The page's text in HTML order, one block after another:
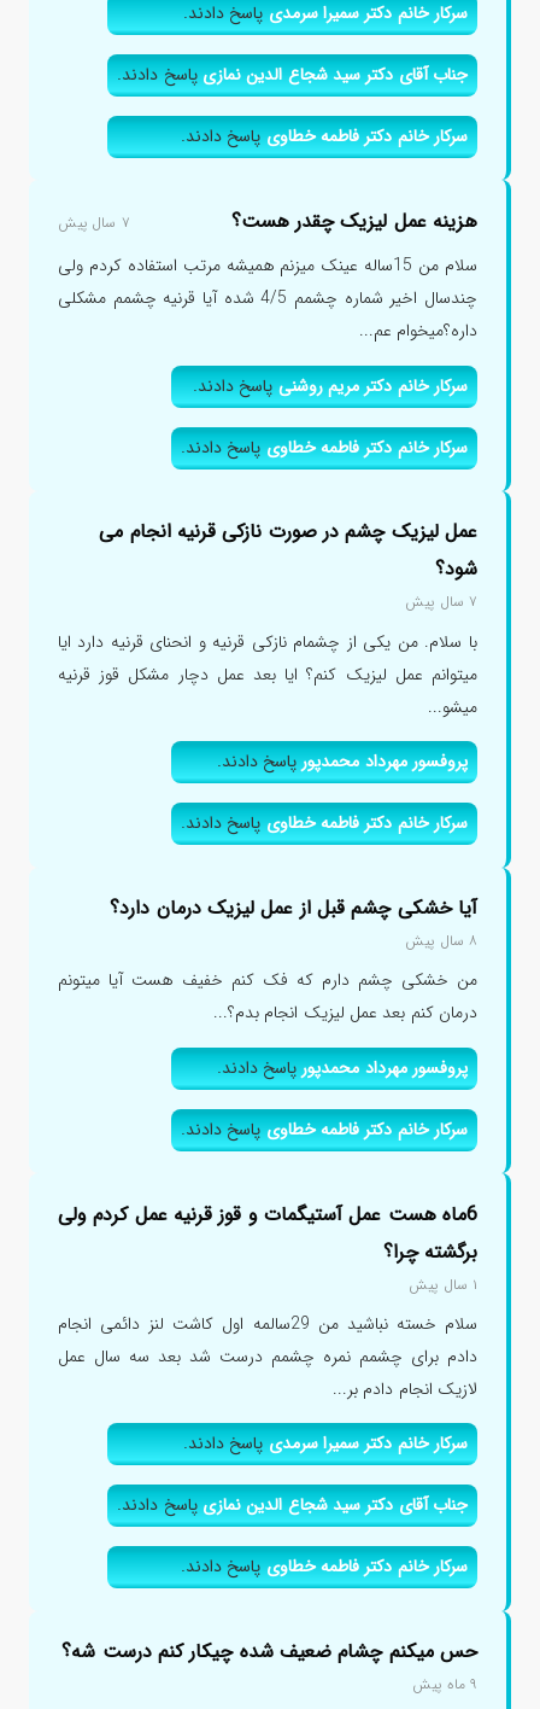
سرکار خانم دکتر سمیرا سرمدیپاسخ دادند.
جناب آقای دکتر سید شجاع الدین نمازیپاسخ دادند.
سرکار خانم دکتر فاطمه خطاویپاسخ دادند.
هزینه عمل لیزیک چقدر هست؟ ۷ سال پیش
سلام من 15ساله عینک میزنم همیشه مرتب استفاده کردم ولی
چندسال اخیر شماره چشمم 4/5 شده آیا قرنیه چشمم مشکلی
داره؟میخوام عم...
سرکار خانم دکتر مریم روشنیپاسخ دادند.
سرکار خانم دکتر فاطمه خطاویپاسخ دادند.
عمل لیزیک چشم در صورت نازکی قرنیه انجام می
شود؟
۷ سال پیش
با سلام. من یکی از چشمام نازکی قرنیه و انحنای قرنیه دارد ایا
میتوانم عمل لیزیک کنم؟ ایا بعد عمل دچار مشکل قوز قرنیه
میشو...
پروفسور مهرداد محمدپورپاسخ دادند.
سرکار خانم دکتر فاطمه خطاویپاسخ دادند.
آیا خشکی چشم قبل از عمل لیزیک درمان دارد؟
۸ سال پیش
من خشکی چشم دارم که فک کنم خفیف هست آیا میتونم
درمان کنم بعد عمل لیزیک انجام بدم؟...
پروفسور مهرداد محمدپورپاسخ دادند.
سرکار خانم دکتر فاطمه خطاویپاسخ دادند.
6ماه هست عمل آستیگمات و قوز قرنیه عمل کردم ولی
برگشته چرا؟
۱ سال پیش
سلام خسته نباشید من 29سالمه اول کاشت لنز دائمی انجام
دادم برای چشمم نمره چشمم درست شد بعد سه سال عمل
لازیک انجام دادم بر...
سرکار خانم دکتر سمیرا سرمدیپاسخ دادند.
جناب آقای دکتر سید شجاع الدین نمازیپاسخ دادند.
سرکار خانم دکتر فاطمه خطاویپاسخ دادند.
حس میکنم چشام ضعیف شده چیکار کنم درست شه؟
۹ ماه پیش